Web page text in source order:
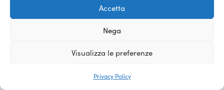
Accetta
Nega
Visualizza le preferenze
Privacy Policy
Leggi l’articolo
per saperne di